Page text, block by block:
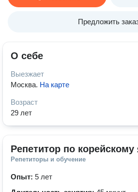
Предложить
О себе
Выезжает
Москва. На карте
Возраст
29 лет
Репетитор по корейскому
Репетиторы и обучение
Опыт: 5 лет